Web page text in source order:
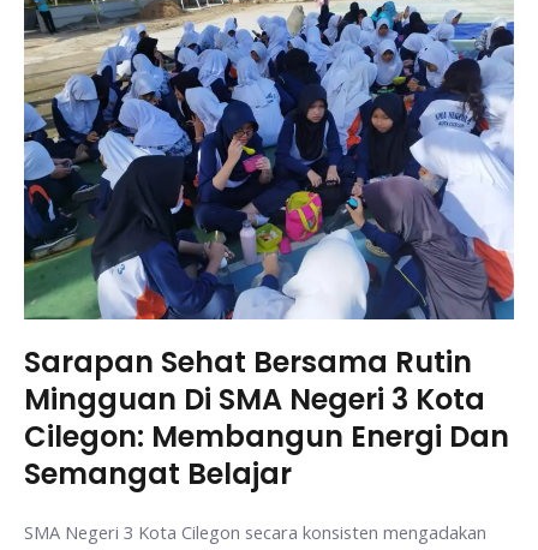
Sarapan Sehat Bersama Rutin
Mingguan Di SMA Negeri 3 Kota
Cilegon: Membangun Energi Dan
Semangat Belajar
SMA Negeri 3 Kota Cilegon secara konsisten mengadakan